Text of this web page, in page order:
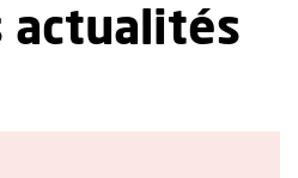
actualités